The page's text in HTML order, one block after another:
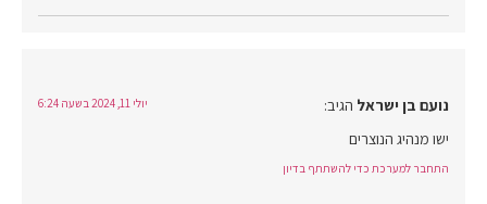
נועם בן ישראל הגיב: יולי 11, 2024 בשעה 6:24
ישו מנהיג הנוצרים
התחבר למערכת כדי להשתתף בדיון